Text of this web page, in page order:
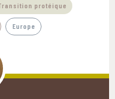
protéique
Europe